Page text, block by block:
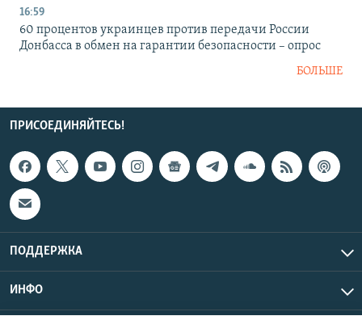
16:59
60 процентов украинцев против передачи России
Донбасса в обмен на гарантии безопасности – опрос
БОЛЬШЕ
ПРИСОЕДИНЯЙТЕСЬ!
ПОДДЕРЖКА
ИНФО